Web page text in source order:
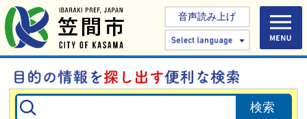
音声読み上げ
Select